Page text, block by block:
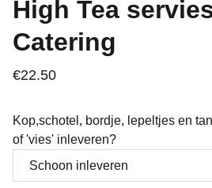
High Tea
Catering
€22.50
Kop,schotel, bordje, lepeltjes en
of 'vies' inleveren?